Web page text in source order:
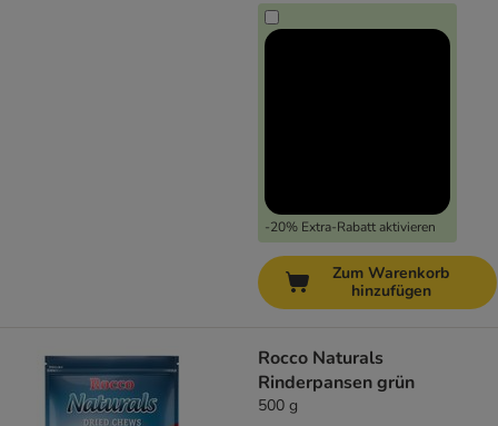
-20% Extra-Rabatt aktivieren
Zum Warenkorb
hinzufügen
Rocco Naturals
Rinderpansen grün
500 g